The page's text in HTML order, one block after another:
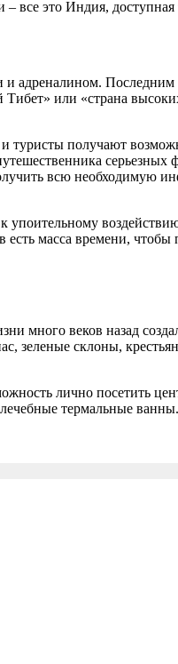
все это Индия, доступная
адреналином. Последним
или «страна
туристы получают
серьезных
всю необходимую
масса времени, чтобы
много веков назад
зеленые склоны,
лично посетить
термальные ванны.